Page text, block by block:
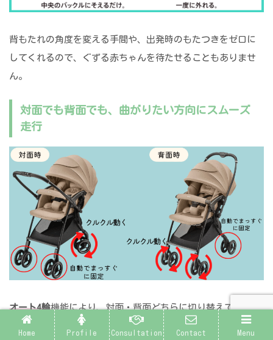
背もたれの角度を変える手間や、出発時のもたつきをゼロに
してくれるので、ぐずる赤ちゃんを待たせることもありませ
ん。
対面でも背面でも、曲がりたい方向にスムーズ
走行
オート4輪機能により、対面・背面どちらに切り替えても、常
に前輪がフリーに動く
よう自動調整されます。狭い駅の改札
Home Profile Consultation Contact Menu